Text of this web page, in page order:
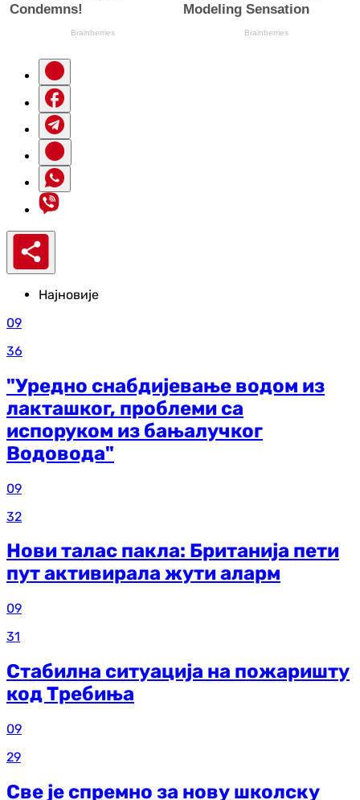
Најновије
09
36
"Уредно снабдијевање водом из
лакташког, проблеми са
испоруком из бањалучког
Водовода"
09
32
Нови талас пакла: Британија пети
пут активирала жути аларм
09
31
Стабилна ситуација на пожаришту
код Требиња
09
29
Све је спремно за нову школску